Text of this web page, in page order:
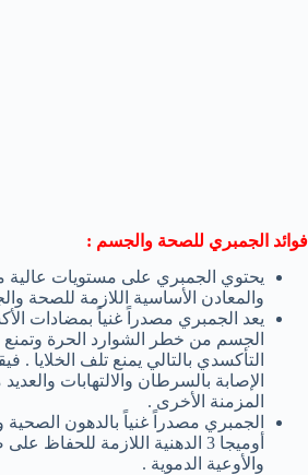
فوائد الجمبري للصحة والجسم :
يحتوي الجمبري على مستويات عالية
والمعادن الأساسية اللازمة للصحة
يعد الجمبري مصدراً غنياً بمضادات
الجسم من خطر الشوارد الحرة وتمنع
التأكسدي بالتالي يمنع تلف الخلايا .
الإصابة بالسرطان والالتهابات
المزمنة الأخرى .
الجمبري مصدراً غنياً بالدهون
أوميجا 3 الدهنية اللازمة للحفاظ
والأوعية الدموية .